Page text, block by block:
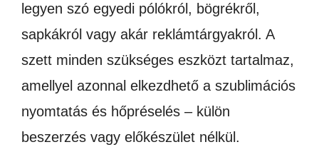
legyen szó egyedi pólókról, bögrékről,
sapkákról vagy akár reklámtárgyakról. A
szett minden szükséges eszközt tartalmaz,
amellyel azonnal elkezdhető a szublimációs
nyomtatás és hőpréselés – külön
beszerzés vagy előkészület nélkül.